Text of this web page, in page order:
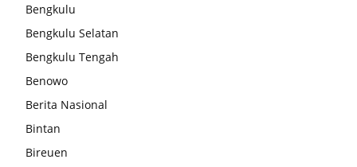
Bengkulu
Bengkulu Selatan
Bengkulu Tengah
Benowo
Berita Nasional
Bintan
Bireuen